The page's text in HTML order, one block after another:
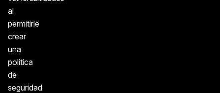
al
permitirle
crear
una
política
de
seguridad